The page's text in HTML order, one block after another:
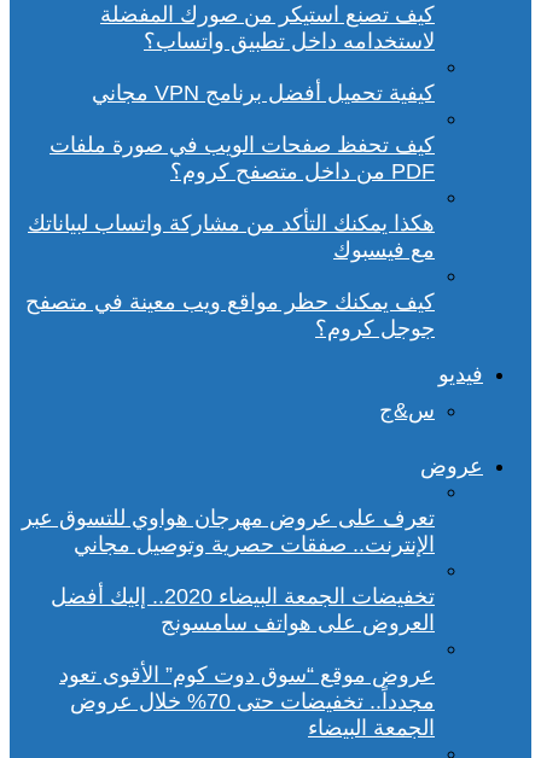
كيف تصنع استيكر من صورك المفضلة
لاستخدامه داخل تطبيق واتساب؟
كيفية تحميل أفضل برنامج VPN مجاني
كيف تحفظ صفحات الويب في صورة ملفات
PDF من داخل متصفح كروم؟
هكذا يمكنك التأكد من مشاركة واتساب لبياناتك
مع فيسبوك
كيف يمكنك حظر مواقع ويب معينة في متصفح
جوجل كروم؟
فيديو
س&ج
عروض
تعرف على عروض مهرجان هواوي للتسوق عبر
الإنترنت.. صفقات حصرية وتوصيل مجاني
تخفيضات الجمعة البيضاء 2020.. إليك أفضل
العروض على هواتف سامسونج
عروض موقع “سوق دوت كوم” الأقوى تعود
مجدداً.. تخفيضات حتى 70% خلال عروض
الجمعة البيضاء